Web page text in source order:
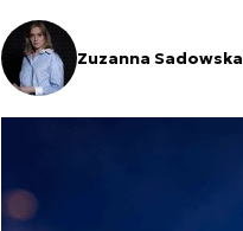
Zuzanna Sadowska